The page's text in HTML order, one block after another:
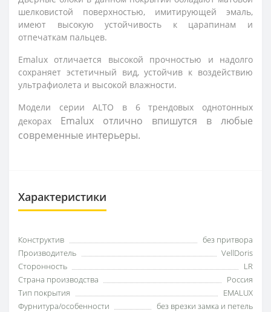
шелковистой поверхностью, имитирующей эмаль,
имеют высокую устойчивость к царапинам и
отпечаткам пальцев.
Emalux отличается высокой прочностью и надолго
сохраняет эстетичный вид, устойчив к воздействию
ультрафиолета и высокой влажности.
Модели серии ALTO в 6 трендовых однотонных
декорах
Emalux отлично впишутся в любые
современные интерьеры.
Характеристики
Конструктив
без притвора
Производитель
VellDoris
Сторонность
LR
Страна производства
Россия
Тип покрытия
EMALUX
Фурнитура/особенности
без врезки замка и петель